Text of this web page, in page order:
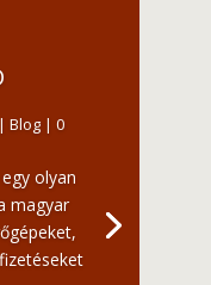
| Blog | 0
olyan
magyar